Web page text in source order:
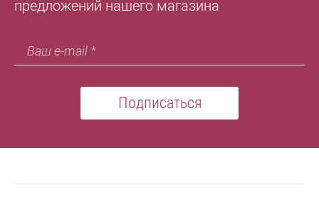
предложений нашего магазина
Подписаться